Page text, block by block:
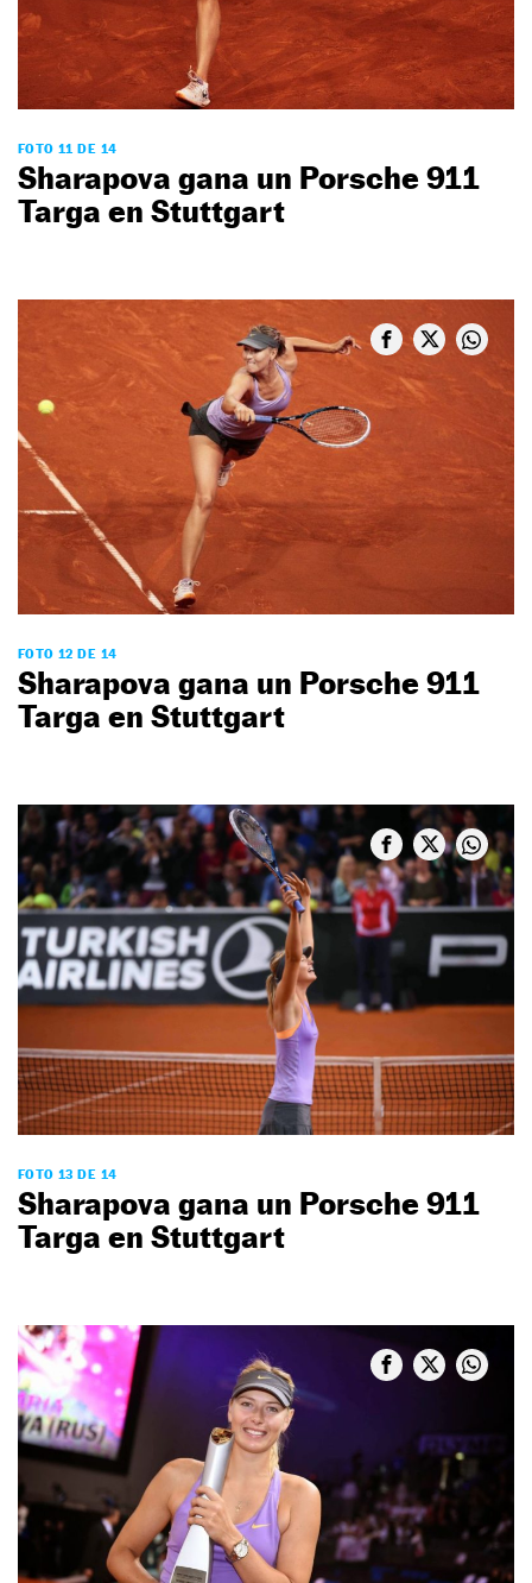
FOTO 11 DE 14
Sharapova gana un Porsche 911
Targa en Stuttgart
FOTO 12 DE 14
Sharapova gana un Porsche 911
Targa en Stuttgart
FOTO 13 DE 14
Sharapova gana un Porsche 911
Targa en Stuttgart